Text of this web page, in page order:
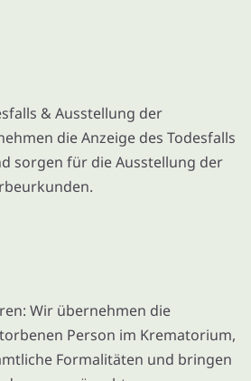
& Ausstellung der
die Anzeige des Todesfalls
sorgen für die Ausstellung der
Wir übernehmen die
Person im Krematorium,
Formalitäten und bringen